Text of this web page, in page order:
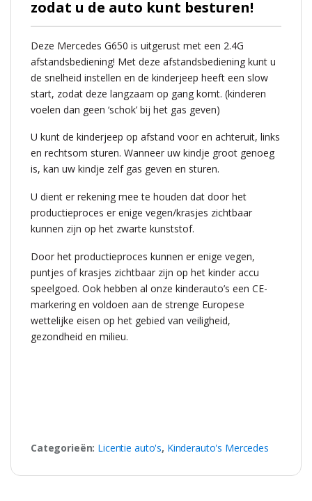
zodat u de auto kunt besturen!
Deze Mercedes G650 is uitgerust met een 2.4G
afstandsbediening! Met deze afstandsbediening kunt u
de snelheid instellen en de kinderjeep heeft een slow
start, zodat deze langzaam op gang komt. (kinderen
voelen dan geen ‘schok’ bij het gas geven)
U kunt de kinderjeep op afstand voor en achteruit, links
en rechtsom sturen. Wanneer uw kindje groot genoeg
is, kan uw kindje zelf gas geven en sturen.
U dient er rekening mee te houden dat door het
productieproces er enige vegen/krasjes zichtbaar
kunnen zijn op het zwarte kunststof.
Door het productieproces kunnen er enige vegen,
puntjes of krasjes zichtbaar zijn op het kinder accu
speelgoed. Ook hebben al onze kinderauto’s een CE-
markering en voldoen aan de strenge Europese
wettelijke eisen op het gebied van veiligheid,
gezondheid en milieu.
Categorieën: Licentie auto's, Kinderauto's Mercedes